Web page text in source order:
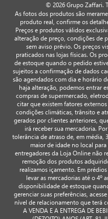
© 2026 Grupo Zaffari.
As fotos dos produtos são
produto real, confirme os
Preços e produtos válidos
alteração de preço, condições de
sem aviso prévio. Os preços
praticados nas lojas físicas. Os
de estoque quando o pedido
sujeitos a confirmação de dados
são agendados com dia e horário
haja alteração, podemos entrar
compras de supermercado,
citar que existem fatores
condições climáticas, trânsito e
gerados por clientes anteriores,
irá receber sua mercadoria.
tolerância de atraso de, em média,
maior de idade no local
entregadores da Loja Online não
remoção dos produtos
realizamos içamento. Em
levar as mercadorias até o 4º
disponibilidade de estoque
gerenciar suas preferências,
nível de relacionamento que terá
A VENDA E A ENTREGA DE